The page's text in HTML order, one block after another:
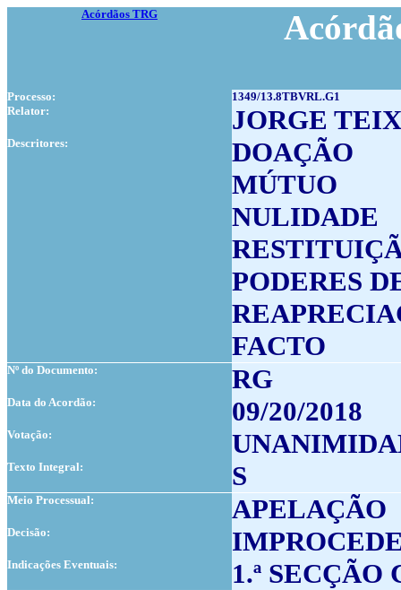
Acórdãos TRG
Processo:
1349/13.8TBVRL.G1
Relator:
JORGE
Descritores:
DOAÇÃO
MÚTUO
NULIDADE
PODERES
FACTO
Nº do Documento: RG
Data do Acordão: 09/20/2018
Votação:
Texto Integral: S
Meio Processual: APELAÇÃO
Decisão:
Indicações Eventuais: 1.ª SECÇÃO